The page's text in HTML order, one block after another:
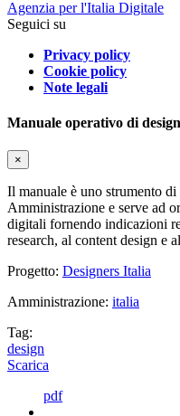
Agenzia per l'Italia Digitale
Seguici su
Privacy policy
Cookie policy
Note legali
Manuale operativo di design
×
Il manuale è uno strumento
Amministrazione e serve ad
digitali fornendo indicazioni
research, al content design e
Progetto: Designers Italia
Amministrazione: italia
Tag:
design
Scarica
pdf